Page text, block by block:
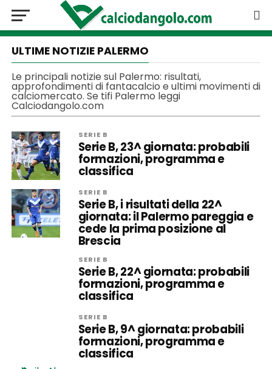
ULTIME NOTIZIE PALERMO
Le principali notizie sul Palermo: risultati,
approfondimenti di fantacalcio e ultimi movimenti di
calciomercato. Se tifi Palermo leggi
Calciodangolo.com
SERIE B
Serie B, 23^ giornata: probabili
formazioni, programma e
classifica
SERIE B
Serie B, i risultati della 22^
giornata: il Palermo pareggia e
cede la prima posizione al
Brescia
SERIE B
Serie B, 22^ giornata: probabili
formazioni, programma e
classifica
SERIE B
Serie B, 9^ giornata: probabili
formazioni, programma e
classifica